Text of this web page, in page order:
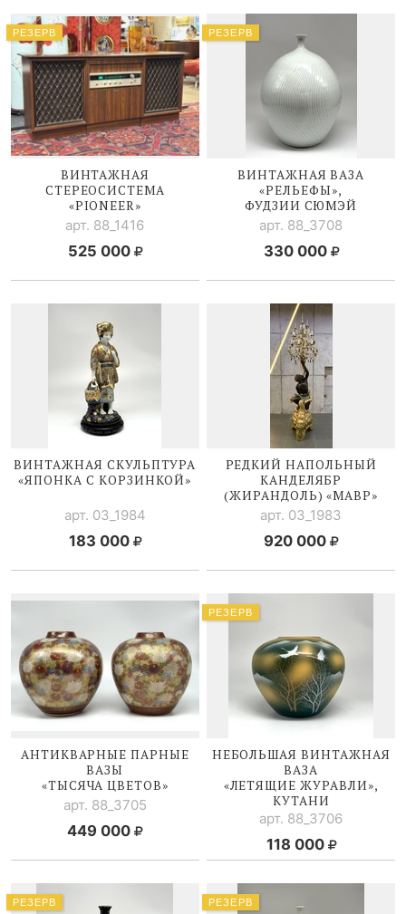
ВИНТАЖНАЯ
СТЕРЕОСИСТЕМА
«PIONEER»
арт. 88_1416
525 000
РЕЗЕРВ
ВИНТАЖНАЯ ВАЗА
«РЕЛЬЕФЫ»,
ФУДЗИИ СЮМЭЙ
арт. 88_3708
330 000
РЕЗЕРВ
ВИНТАЖНАЯ СКУЛЬПТУРА
«ЯПОНКА С КОРЗИНКОЙ»
арт. 03_1984
183 000
РЕДКИЙ НАПОЛЬНЫЙ
КАНДЕЛЯБР
(ЖИРАНДОЛЬ) «МАВР»
арт. 03_1983
920 000
АНТИКВАРНЫЕ ПАРНЫЕ
ВАЗЫ
«ТЫСЯЧА ЦВЕТОВ»
арт. 88_3705
449 000
НЕБОЛЬШАЯ ВИНТАЖНАЯ
ВАЗА
«ЛЕТЯЩИЕ ЖУРАВЛИ»,
КУТАНИ
арт. 88_3706
118 000
РЕЗЕРВ
РЕЗЕРВ РЕЗЕРВ